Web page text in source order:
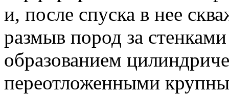
и, после спуска в нее
размыв пород за
образованием
переотложенными